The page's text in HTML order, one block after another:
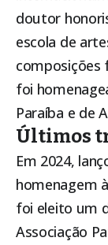
doutor
escola de
composições
foi
Paraíba e de
Últimos
Em 2024,
homenagem
foi eleito um
Associação